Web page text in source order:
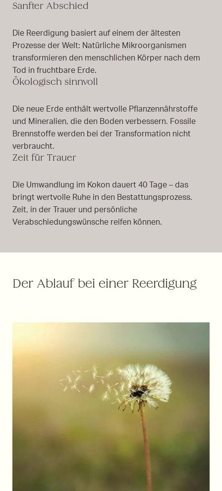
Sanfter Abschied
Die Reerdigung basiert auf einem der ältesten
Prozesse der Welt: Natürliche Mikroorganismen
transformieren den menschlichen Körper nach dem
Tod in fruchtbare Erde.
Ökologisch sinnvoll
Die neue Erde enthält wertvolle Pflanzennährstoffe
und Mineralien, die den Boden verbessern. Fossile
Brennstoffe werden bei der Transformation nicht
verbraucht.
Zeit für Trauer
Die Umwandlung im Kokon dauert 40 Tage – das
bringt wertvolle Ruhe in den Bestattungsprozess.
Zeit, in der Trauer und persönliche
Verabschiedungswünsche reifen können.
Der Ablauf bei einer Reerdigung